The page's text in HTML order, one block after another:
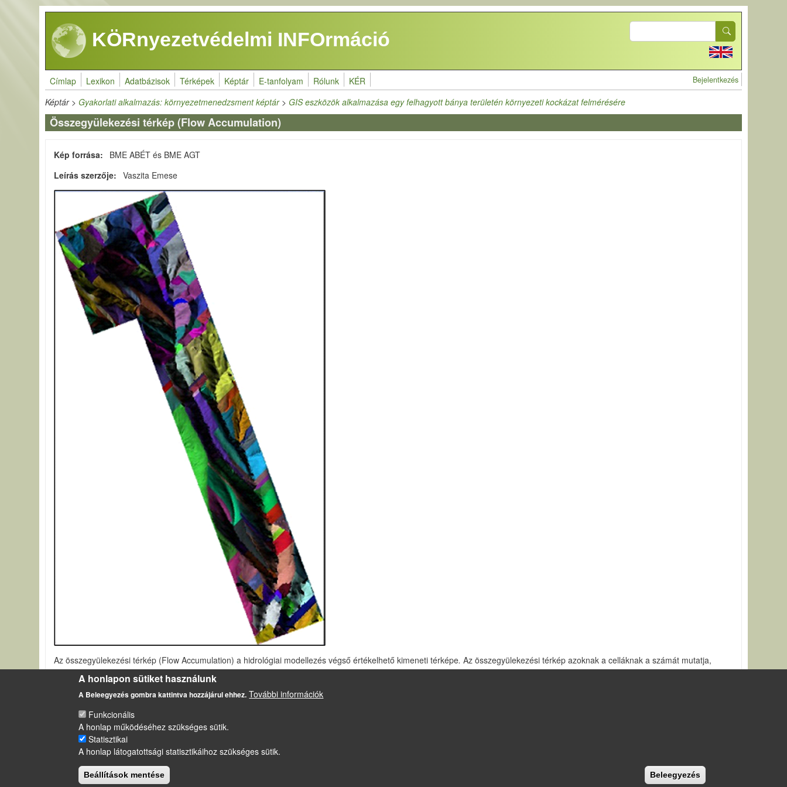
Ugrás a tartalomra
KÖRnyezetvédelmi INFOrmáció
Search
Címlap Lexikon Adatbázisok Térképek Képtár E-tanfolyam Rólunk KÉR User account
Bejelentkezés
Képtár>Gyakorlati alkalmazás: környezetmenedzsment képtár>GIS eszközök alkalmazása egy felhagyott bánya területén környezeti kockázat felmérésére
Összegyülekezési térkép (Flow Accumulation)
Kép forrása
BME ABÉT és BME AGT
Leírás szerzője
Vaszita Emese
Az összegyülekezési térkép (Flow Accumulation) a hidrológiai modellezés végső értékelhető kimeneti térképe.Az összegyülekezési térkép azoknak a celláknak a számát mutatja,
amelyeken keresztülfolyik a víz az aktuális cellába. A megjelenítést látványosabbá tettük, kombinálva a vízgyűjtő területek térképét a lejtőirány térképével és a vízlefolyásokkal.
GIS eszközök alkalmazása egy felhagyott bánya területén környezeti kockázat felmérésére
LÁBLÉC
Impresszum
Sütikezelési szabályzat
A honlapon sütiket használunk
A Beleegyezés gombra kattintva hozzájárul ehhez. További információk
Funkcionális
A honlap működéséhez szükséges sütik.
Statisztikai
A honlap látogatottsági statisztikáihoz szükséges sütik.
Beállítások mentése Beleegyezés